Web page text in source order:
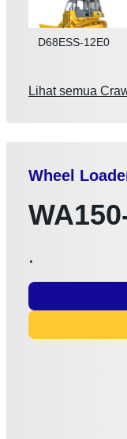
D68ESS-12E0
Lihat semua
Wheel
.